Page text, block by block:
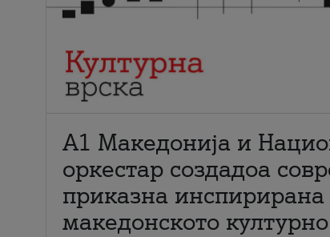
А1 Македонија и
оркестар создадоа
приказна инспирирана
македонското